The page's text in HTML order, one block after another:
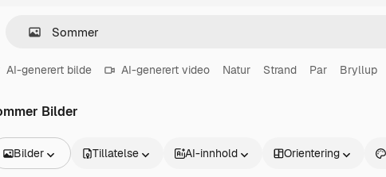
AI-generert bilde AI-generert video Natur Strand Par Bryllup
Bilder
Bilder Tillatelse AI-innhold Orientering